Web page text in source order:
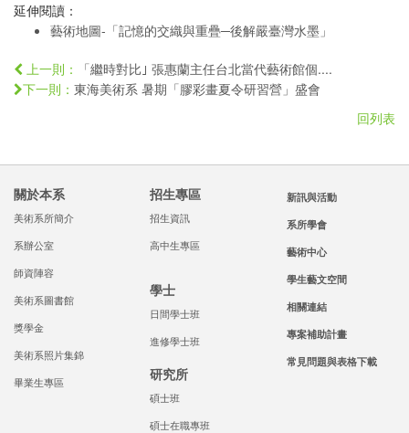
延伸閱讀：
藝術地圖-「記憶的交織與重疊─後解嚴臺灣水墨」
上一則： 「繼時對比｣ 張惠蘭主任台北當代藝術館個....
下一則： 東海美術系 暑期「膠彩畫夏令研習營」盛會
回列表
關於本系
美術系所簡介
系辦公室
師資陣容
美術系圖書館
獎學金
美術系照片集錦
畢業生專區
招生專區
招生資訊
高中生專區
學士
日間學士班
進修學士班
研究所
碩士班
碩士在職專班
新訊與活動
系所學會
藝術中心
學生藝文空間
相關連結
專案補助計畫
常見問題與表格下載